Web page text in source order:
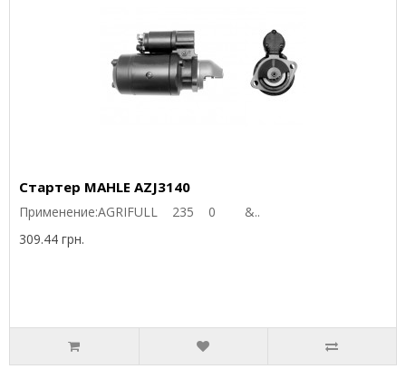
Стартер MAHLE AZJ3140
Применение:AGRIFULL 235 0 &..
309.44 грн.